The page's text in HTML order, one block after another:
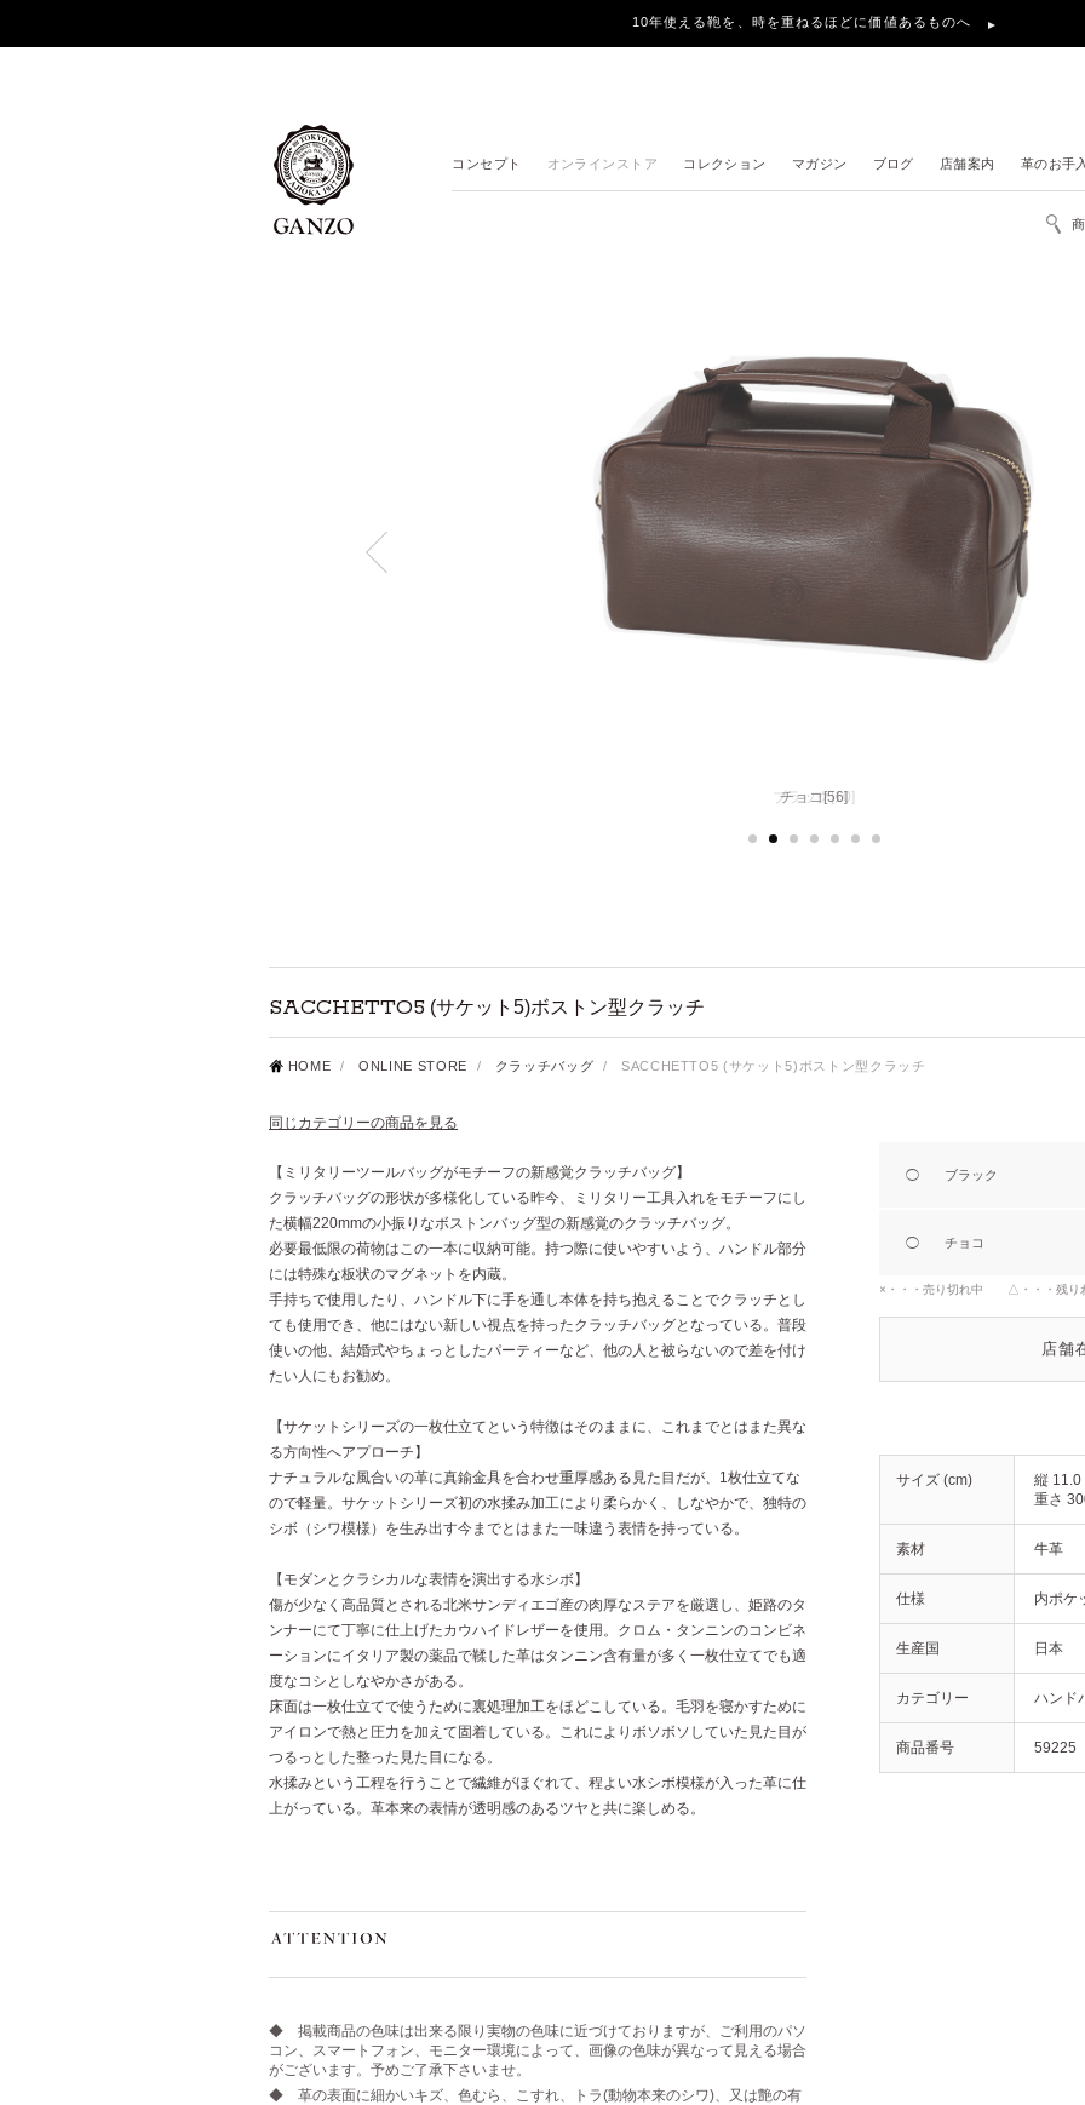
10年使える鞄を、時を重ねるほどに価値あるものへ
コンセプト オンラインストア コレクション マガジン ブログ 店舗案内 革のお手
チョコ[56]
SACCHETTO5 (サケット5)ボストン型クラッチ
HOME / ONLINE STORE / クラッチバッグ / SACCHETTO5 (サケット5)ボストン型クラッチ
同じカテゴリーの商品を見る
【ミリタリーツールバッグがモチーフの新感覚クラッチバッグ】
クラッチバッグの形状が多様化している昨今、ミリタリー工具入れをモチーフにし
た横幅220mmの小振りなボストンバッグ型の新感覚のクラッチバッグ。
必要最低限の荷物はこの一本に収納可能。持つ際に使いやすいよう、ハンドル部分
には特殊な板状のマグネットを内蔵。
手持ちで使用したり、ハンドル下に手を通し本体を持ち抱えることでクラッチとし
ても使用でき、他にはない新しい視点を持ったクラッチバッグとなっている。普段
使いの他、結婚式やちょっとしたパーティーなど、他の人と被らないので差を付け
たい人にもお勧め。
【サケットシリーズの一枚仕立てという特徴はそのままに、これまでとはまた異な
る方向性へアプローチ】
ナチュラルな風合いの革に真鍮金具を合わせ重厚感ある見た目だが、1枚仕立てな
ので軽量。サケットシリーズ初の水揉み加工により柔らかく、しなやかで、独特の
シボ（シワ模様）を生み出す今までとはまた一味違う表情を持っている。
【モダンとクラシカルな表情を演出する水シボ】
傷が少なく高品質とされる北米サンディエゴ産の肉厚なステアを厳選し、姫路のタ
ンナーにて丁寧に仕上げたカウハイドレザーを使用。クロム・タンニンのコンビネ
ーションにイタリア製の薬品で鞣した革はタンニン含有量が多く一枚仕立てでも適
度なコシとしなやかさがある。
床面は一枚仕立てで使うために裏処理加工をほどこしている。毛羽を寝かすために
アイロンで熱と圧力を加えて固着している。これによりボソボソしていた見た目が
つるっとした整った見た目になる。
水揉みという工程を行うことで繊維がほぐれて、程よい水シボ模様が入った革に仕
上がっている。革本来の表情が透明感のあるツヤと共に楽しめる。
◆ 掲載商品の色味は出来る限り実物の色味に近づけておりますが、ご利用のパソ
コン、スマートフォン、モニター環境によって、画像の色味が異なって見える場合
がございます。予めご了承下さいませ。
◆ 革の表面に細かいキズ、色むら、こすれ、トラ(動物本来のシワ)、又は艶の有
◯ ブラック
◯ チョコ
×・・・売り切れ中 △・・・残り
店舗
サイズ (cm)
縦 11.0
重さ
素材 牛革
仕様 内ポケ
生産国 日本
カテゴリー ハンド
商品番号 59225